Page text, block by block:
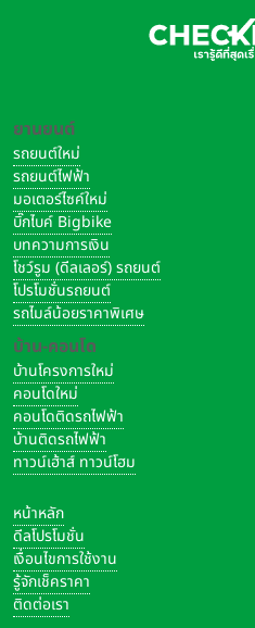
ยานยนต์
รถยนต์ใหม่
รถยนต์ไฟฟ้า
มอเตอร์ไซค์ใหม่
บิ๊กไบค์ Bigbike
บทความการเงิน
โชว์รูม (ดีลเลอร์) รถยนต์
โปรโมชั่นรถยนต์
รถไมล์น้อยราคาพิเศษ
บ้าน-คอนโด
บ้านโครงการใหม่
คอนโดใหม่
คอนโดติดรถไฟฟ้า
บ้านติดรถไฟฟ้า
ทาวน์เฮ้าส์ ทาวน์โฮม
หน้าหลัก
ดีลโปรโมชั่น
เงื่อนไขการใช้งาน
รู้จักเช็คราคา
ติดต่อเรา